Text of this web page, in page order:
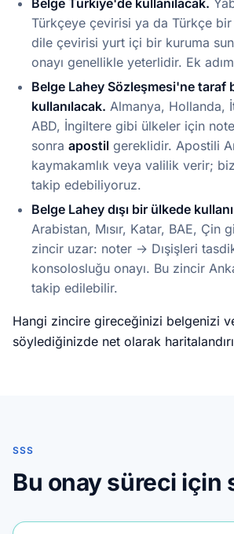
Belge Türkiye'de kullanılacak.
Türkçeye çevirisi ya da Türkçe
dile çevirisi yurt içi bir kuruma
onayı genellikle yeterlidir. Ek
Belge Lahey Sözleşmesi'ne taraf
kullanılacak. Almanya, Hollanda,
ABD, İngiltere gibi ülkeler için
sonra apostil gereklidir. Apostili
kaymakamlık veya valilik verir; biz
takip edebiliyoruz.
Belge Lahey dışı bir ülkede
Arabistan, Mısır, Katar, BAE, Çin
zincir uzar: noter → Dışişleri
konsolosluğu onayı. Bu zincir
takip edilebilir.
Hangi zincire gireceğinizi belgenizi
söylediğinizde net olarak
SSS
Bu onay süreci için